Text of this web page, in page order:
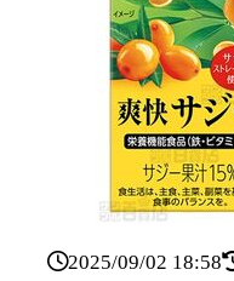
2025/09/02 18:58